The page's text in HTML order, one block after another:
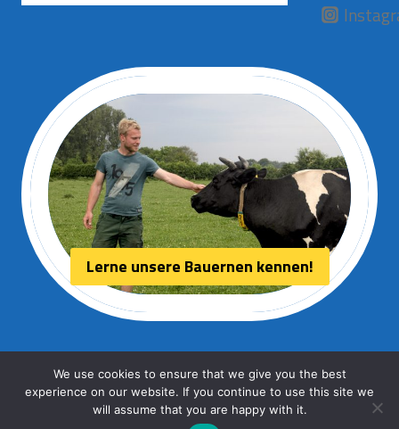
Lerne unsere Bauernen kennen!
© 2026 Aurora kaas
We use cookies to ensure that we give you the best
experience on our website. If you continue to use this site we
will assume that you are happy with it.